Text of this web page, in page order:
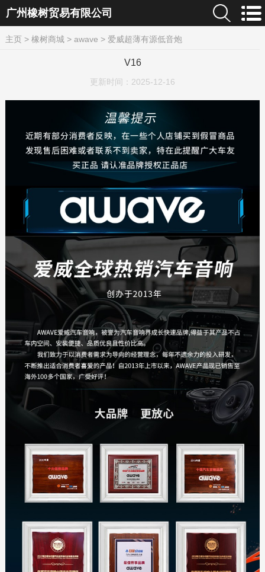
广州橡树贸易有限公司
主页> 橡树商城 > awave > 爱威超薄有源低音炮
V16
更新时间： 2025-12-16